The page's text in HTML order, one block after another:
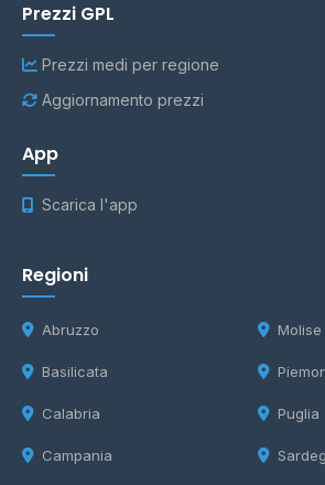
Prezzi GPL
Prezzi medi per regione
Aggiornamento prezzi
App
Scarica l'app
Regioni
Abruzzo
Basilicata
Calabria
Campania
Molise
Puglia